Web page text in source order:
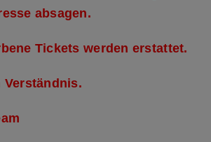
absagen.
Tickets werden erstattet.